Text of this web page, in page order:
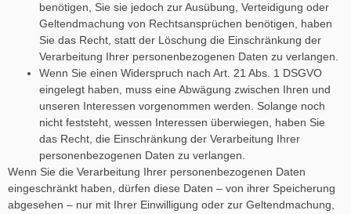
benötigen, Sie sie jedoch zur Ausübung, Verteidigung oder
Geltendmachung von Rechtsansprüchen benötigen, haben
Sie das Recht, statt der Löschung die Einschränkung der
Verarbeitung Ihrer personenbezogenen Daten zu verlangen.
Wenn Sie einen Widerspruch nach Art. 21 Abs. 1 DSGVO
eingelegt haben, muss eine Abwägung zwischen Ihren und
unseren Interessen vorgenommen werden. Solange noch
nicht feststeht, wessen Interessen überwiegen, haben Sie
das Recht, die Einschränkung der Verarbeitung Ihrer
personenbezogenen Daten zu verlangen.
Wenn Sie die Verarbeitung Ihrer personenbezogenen Daten
eingeschränkt haben, dürfen diese Daten – von ihrer Speicherung
abgesehen – nur mit Ihrer Einwilligung oder zur Geltendmachung,